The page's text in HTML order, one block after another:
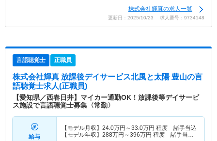
株式会社輝真の求人一覧
更新日：2025/10/23 求人番号：9734148
言語聴覚士 正職員
株式会社輝真 放課後デイサービス北風と太陽 豊山の言
語聴覚士求人(正職員)
【愛知県／西春日井】マイカー通勤OK！放課後等デイサービ
ス施設で言語聴覚士募集〈常勤〉
給与
【モデル月収】 24.0万円～33.0万円 程度 諸手当込
【モデル年収】 288万円～396万円 程度 諸手当